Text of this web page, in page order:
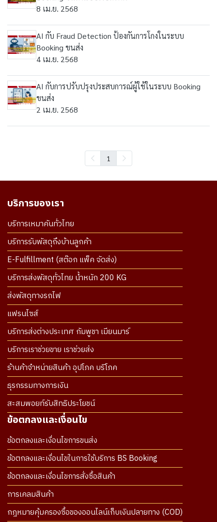
8 เม.ย. 2568
AI กับ Fraud Detection ป้องกันการโกงในระบบ
Booking ขนส่ง
4 เม.ย. 2568
AI กับการปรับปรุงประสบการณ์ผู้ใช้ในระบบ Booking
ขนส่ง
2 เม.ย. 2568
1
บริการของเรา
บริการเหมาคันทั่วไทย
บริการรับพัสดุถึงบ้านลูกค้า
E-Fulfillment (สต๊อก แพ็ค จัดส่ง)
บริการส่งพัสดุทั่วไทย น้ำหนัก 200 KG
ส่งพัสดุทางรถไฟ
แฟรนไซส์
บริการส่งต่างประเทศ กัมพูชา เมียนมาร์
บริการเราช่วยขาย เราช่วยส่ง
ร้านค้าจำหน่ายสินค้า อุปโภค บริโภค
ธุรกรรมทางการเงิน
สะสมพอยท์รับสิทธิประโยชน์
ข้อตกลงและเงื่อนไข
ข้อตกลงและเงื่อนไขการขนส่ง
ข้อตกลงและเงื่อนไขในการใช้บริการ BS Booking
ข้อตกลงและเงื่อนไขการสั่งซื้อสินค้า
การเคลมสินค้า
กฎหมายคุ้มครองซื้อของออนไลน์เก็บเงินปลายทาง (COD)